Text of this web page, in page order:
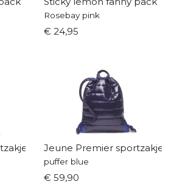
Rosebay pink
€ 24,95
Jeune Premier sportzakje
puffer blue
€ 59,90